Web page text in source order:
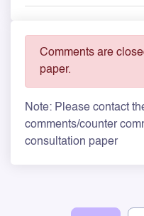
Comments are
paper.
Note: Please contact
comments/counter
consultation paper